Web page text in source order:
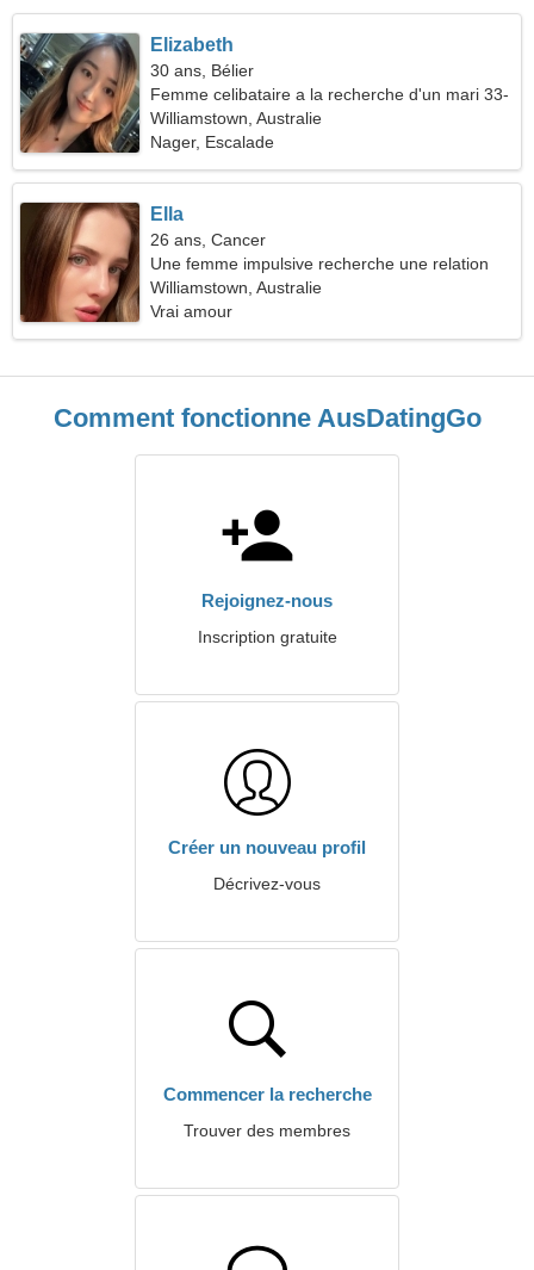
Elizabeth
30 ans, Bélier
Femme celibataire a la recherche d'un mari 33-
37
Williamstown, Australie
Nager, Escalade
Ella
26 ans, Cancer
Une femme impulsive recherche une relation
amoureuse
Williamstown, Australie
Vrai amour
Comment fonctionne AusDatingGo
Rejoignez-nous
Inscription gratuite
Créer un nouveau profil
Décrivez-vous
Commencer la recherche
Trouver des membres